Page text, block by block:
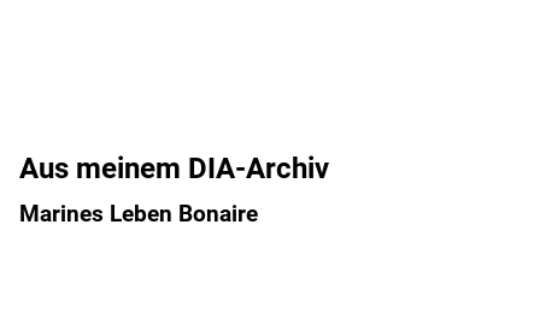
Aus meinem DIA-Archiv
Marines Leben Bonaire